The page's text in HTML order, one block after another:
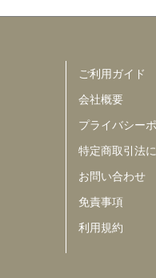
ご利用ガイド
会社概要
プライバシー
特定商取引法
お問い合わせ
免責事項
利用規約